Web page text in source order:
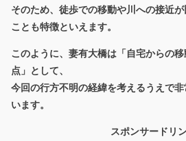
そのため、徒歩での移動や川への接近
ことも特徴といえます。
このように、妻有大橋は「自宅からの
点」として、
今回の行方不明の経緯を考えるうえで
います。
スポンサードリ